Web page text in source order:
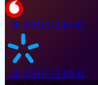
+38 (095) 513-00-11
+38 (093) 513-00-11